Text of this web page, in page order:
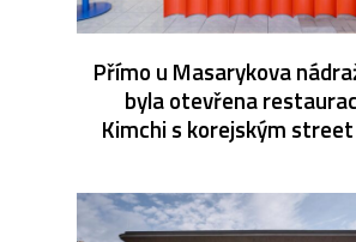
Přímo u Masarykova
byla otevřena
Kimchi s korejským